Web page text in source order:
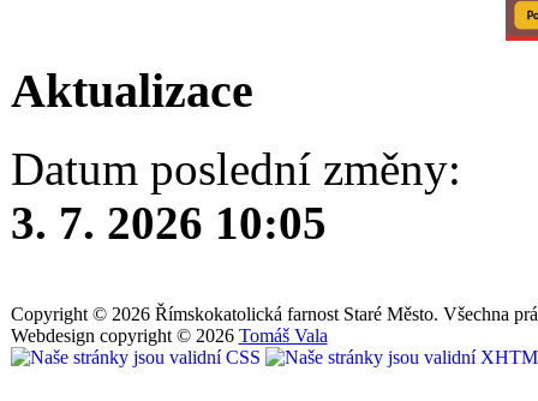
Aktualizace
Datum poslední změny:
3. 7. 2026 10:05
Copyright © 2026 Římskokatolická farnost Staré Město. Všechna
Webdesign copyright © 2026 Tomáš Vala